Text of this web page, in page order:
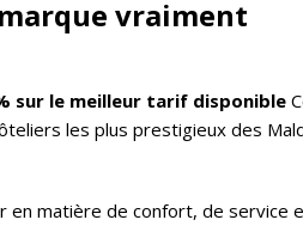
vraiment
sur le meilleur tarif disponible
les plus prestigieux des
en matière de confort, de service